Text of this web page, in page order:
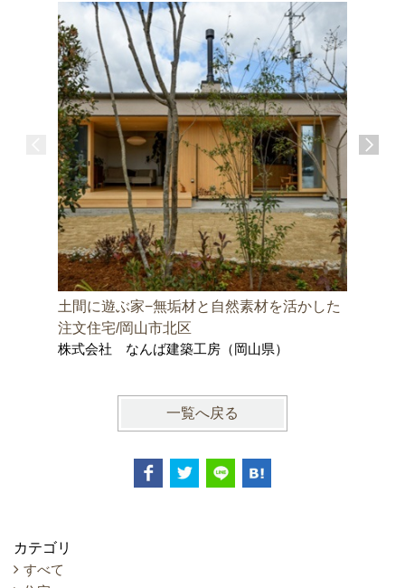
土間に遊ぶ家−無垢材と自然素材を活かした
注文住宅/岡山市北区
株式会社 なんば建築工房（岡山県）
一覧へ戻る
カテゴリ
すべて